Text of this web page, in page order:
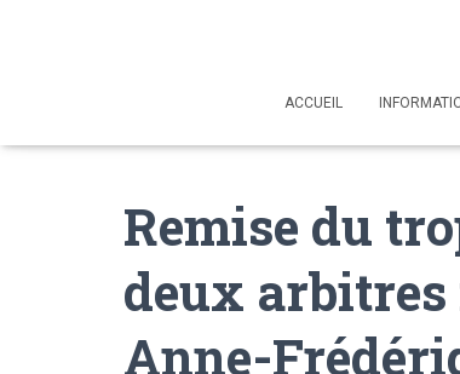
ACCUEIL
Remise du
deux arbitres
Anne-